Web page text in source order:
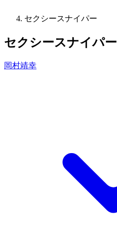
セクシースナイパー
セクシースナイパー
岡村靖幸